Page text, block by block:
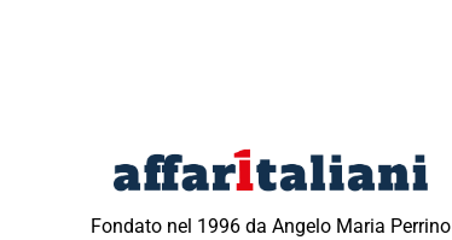
Fondato nel 1996 da Angelo Maria Perrino